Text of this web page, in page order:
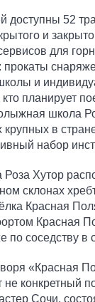
доступны 52
и
для
прокаты
и
планирует
школа
в
набор
Роза Хутор
склонах
Красная
Красная
по соседству в
«Красная
конкретный
Сочи,